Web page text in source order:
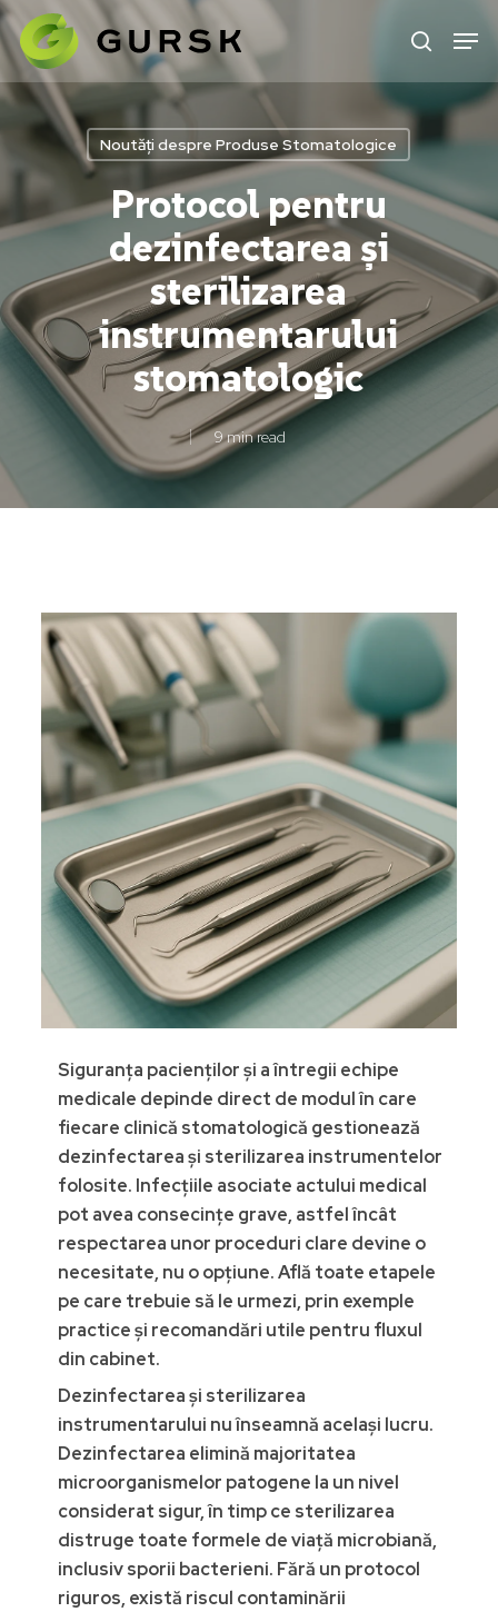
Skip
to
content
Noutăți despre Produse Stomatologice
Protocol pentru
dezinfectarea și
sterilizarea
instrumentarului
stomatologic
9 min read
Siguranța pacienților și a întregii echipe
medicale depinde direct de modul în care
fiecare clinică stomatologică gestionează
dezinfectarea și sterilizarea instrumentelor
folosite. Infecțiile asociate actului medical
pot avea consecințe grave, astfel încât
respectarea unor proceduri clare devine o
necesitate, nu o opțiune. Află toate etapele
pe care trebuie să le urmezi, prin exemple
practice și recomandări utile pentru fluxul
din cabinet.
Dezinfectarea și sterilizarea
instrumentarului nu înseamnă același lucru.
Dezinfectarea elimină majoritatea
microorganismelor patogene la un nivel
considerat sigur, în timp ce sterilizarea
distruge toate formele de viață microbiană,
inclusiv sporii bacterieni. Fără un protocol
riguros, există riscul contaminării